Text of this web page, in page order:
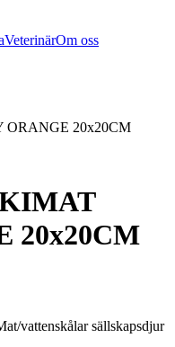
VeterinärOm oss
20x20CM
vattenskålar sällskapsdjur